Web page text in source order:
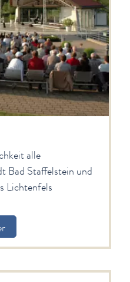
alle
Bad Staffelstein und
Lichtenfels
können
Landschaft